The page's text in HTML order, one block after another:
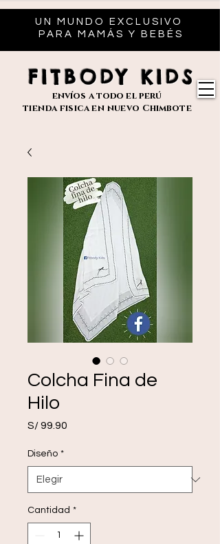
UN MUNDO EXCLUSIVO
PARA MAMÁS Y BEBÉS
FITBODY KIDS
envíos a todo el perú
tienda fisica en nuevo Chimbote
Colcha Fina de
Hilo
S/ 99.90
Diseño *
Cantidad *